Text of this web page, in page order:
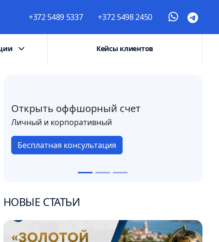
+372 5489 5337 +372 5498 2450
Кейсы клиентов
Открыть оффшорный счет
Личный и корпоративный
Бесплатная консультация
НОВЫЕ СТАТЬИ